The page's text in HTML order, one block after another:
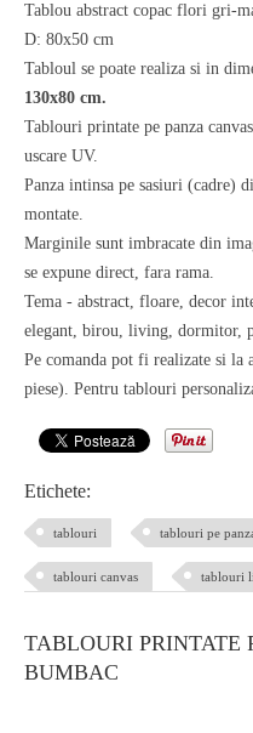
Tablou abstract copac flori gri-
D: 80x50 cm
Tabloul se poate realiza si in
130x80 cm.
Tablouri printate pe panza
uscare UV.
Panza intinsa pe sasiuri (cadre)
montate.
Marginile sunt imbracate din
se expune direct, fara rama.
Tema - abstract, floare, decor
elegant, birou, living, dormitor,
Pe comanda pot fi realizate si la
piese). Pentru tablouri
Etichete:
tablouri tablouri pe
tablouri canvas tablouri
TABLOURI PRINTATE
BUMBAC